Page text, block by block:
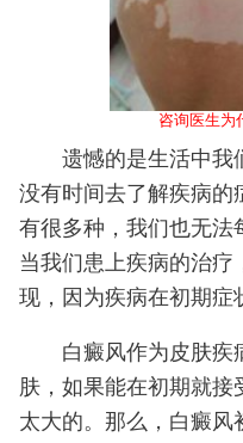
咨询医生为
遗憾的是生活中我
没有时间去了解疾病的
有很多种，我们也无法
当我们患上疾病的治疗
现，因为疾病在初期症
白癜风作为皮肤疾
肤，如果能在初期就接
太大的。那么，白癜风